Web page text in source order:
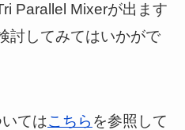
Parallel Mixerが出ます
討してみてはいかがで
てはこちら を参照して